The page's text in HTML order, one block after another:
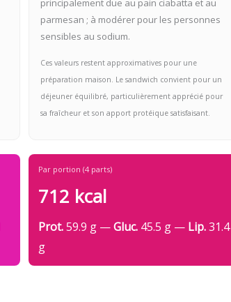
principalement due au pain ciabatta et au
parmesan ; à modérer pour les personnes
sensibles au sodium.
Ces valeurs restent approximatives pour une
préparation maison. Le sandwich convient pour un
déjeuner équilibré, particulièrement apprécié pour
sa fraîcheur et son apport protéique satisfaisant.
Par portion (4 parts)
712 kcal
Prot.59.9 g —Gluc. 45.5 g — Lip.31.4
g